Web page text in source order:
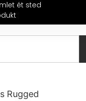
ét sted
Rugged